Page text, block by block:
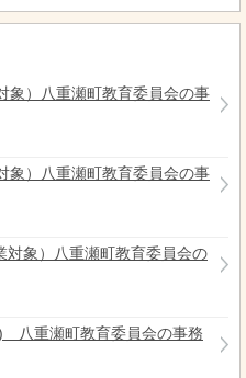
象）八重瀬町教育委員会の事
象）八重瀬町教育委員会の事
対象）八重瀬町教育委員会の
八重瀬町教育委員会の事務